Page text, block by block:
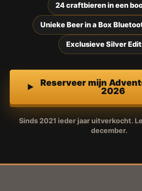
24 craftbieren in een
Unieke Beer in a Box
Exclusieve Silver
Reserveer mijn
2026
Sinds 2021 ieder jaar uitverkocht.
december.